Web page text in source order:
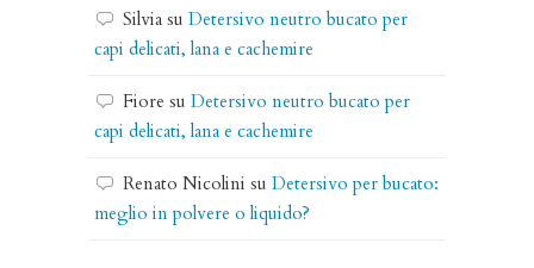
Silvia su Detersivo neutro bucato per
capi delicati, lana e cachemire
Fiore su Detersivo neutro bucato per
capi delicati, lana e cachemire
Renato Nicolini su Detersivo per bucato:
meglio in polvere o liquido?